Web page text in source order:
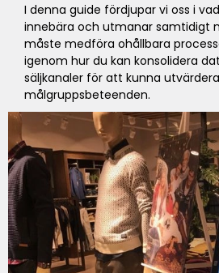
I denna guide fördjupar vi oss i
innebära och utmanar samtidigt
måste medföra ohållbara
igenom hur du kan konsolidera
säljkanaler för att kunna
målgruppsbeteenden.